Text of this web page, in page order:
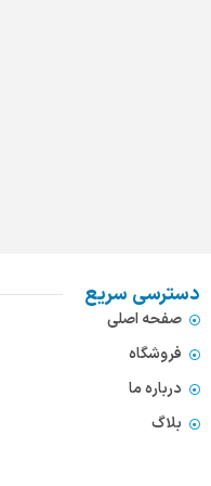
دسترسی سریع
صفحه اصلی
فروشگاه
درباره ما
بلاگ